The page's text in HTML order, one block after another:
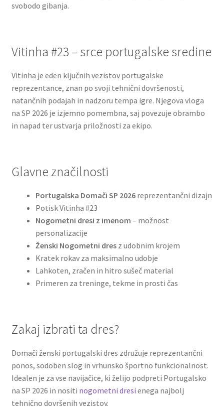
svobodo gibanja.
Vitinha #23 – srce portugalske sredine
Vitinha je eden ključnih vezistov portugalske
reprezentance, znan po svoji tehnični dovršenosti,
natančnih podajah in nadzoru tempa igre. Njegova vloga
na SP 2026 je izjemno pomembna, saj povezuje obrambo
in napad ter ustvarja priložnosti za ekipo.
Glavne značilnosti
Portugalska Domači SP 2026reprezentančni dizajn
Potisk Vitinha #23
Nogometni dresi z imenom – možnost
personalizacije
Ženski Nogometni dresz udobnim krojem
Kratek rokav za maksimalno udobje
Lahkoten, zračen in hitro sušeč material
Primeren za treninge, tekme in prosti čas
Zakaj izbrati ta dres?
Domači ženski portugalski dres združuje reprezentančni
ponos, sodoben slog in vrhunsko športno funkcionalnost.
Idealen je za vse navijačice, ki želijo podpreti Portugalsko
na SP 2026 in nositi nogometni dresi enega najbolj
tehnično dovršenih vezistov.